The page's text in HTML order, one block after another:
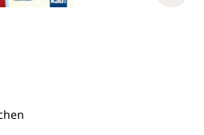
von 5 von 5 Sternen